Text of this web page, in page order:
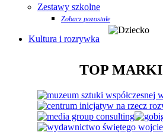
Zestawy szkolne
Zobacz pozostałe
Kultura i rozrywka
TOP MARKI